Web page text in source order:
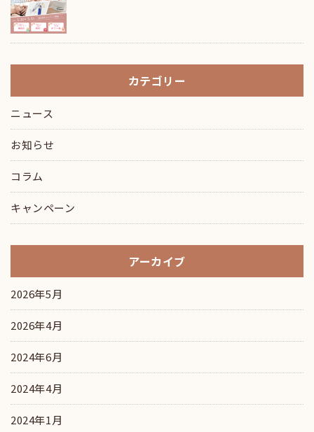
カテゴリー
ニュース
お知らせ
コラム
キャンペーン
アーカイブ
2026年5月
2026年4月
2024年6月
2024年4月
2024年1月